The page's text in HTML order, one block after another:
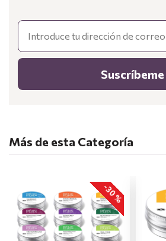
Email
Suscríbeme
Más de esta Categoría
-30 %